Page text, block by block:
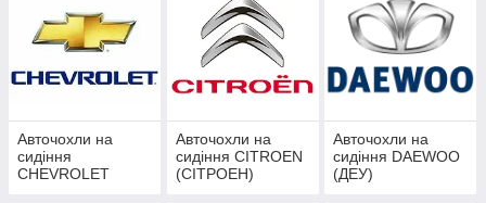
Авточохли на
сидіння
CHEVROLET
Авточохли на
сидіння CITROEN
(СІТРОЕН)
Авточохли на
сидіння DAEWOO
(ДЕУ)